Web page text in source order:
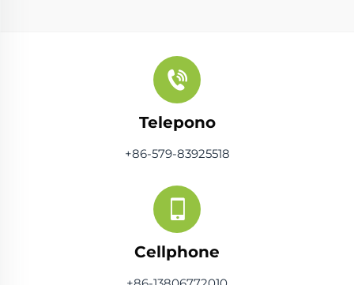
Telepono
+86-579-83925518
Cellphone